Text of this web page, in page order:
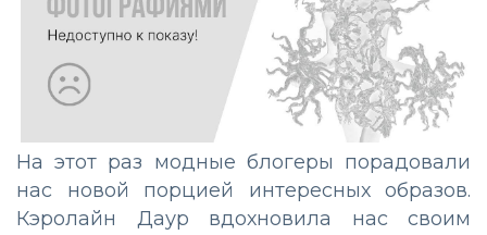
На этот раз модные блогеры порадовали
нас новой порцией интересных образов.
Кэролайн Даур вдохновила нас своим